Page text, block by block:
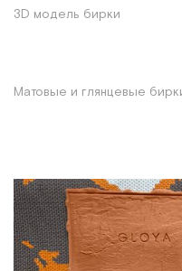
3D модель бирки
Матовые и глянцевые